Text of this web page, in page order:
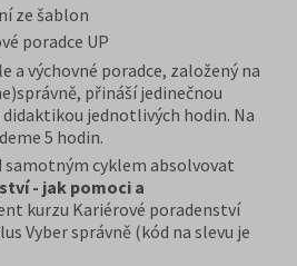
ze šablon
poradce UP
a výchovné poradce, založený na
přináší jedinečnou
jednotlivých hodin. Na
5 hodin.
samotným cyklem absolvovat
- jak pomoci a
kurzu Kariérové poradenství
Vyber správně (kód na slevu je